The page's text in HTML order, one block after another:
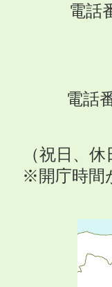
電話
電話
（祝日、
※開庁時間